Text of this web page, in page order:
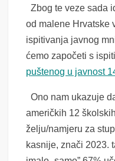
Zbog te veze sada
od malene Hrvatske
ispitivanja javnog
ćemo započeti s
puštenog u javnost
Ono nam ukazuje
američkih 12
želju/namjeru za
kasnije, znači 2023.